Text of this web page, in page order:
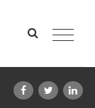
Toggle